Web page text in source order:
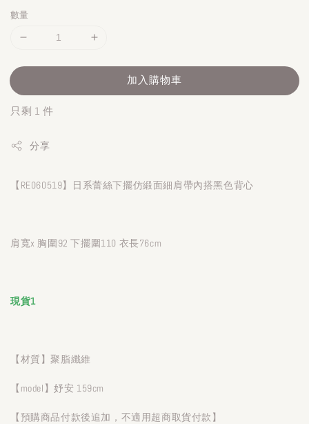
數量
加入購物車
只剩 1 件
分享
【RE060519】日系蕾絲下擺仿緞面細肩帶內搭黑色背心
肩寬x 胸圍92 下擺圍110 衣長76cm
現貨1
【材質】聚脂纖維
【model】妤安 159cm
【預購商品付款後追加，不適用超商取貨付款】